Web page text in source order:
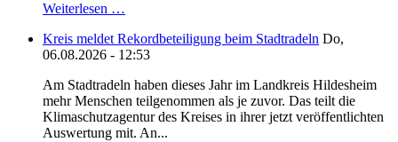
Weiterlesen …
Kreis meldet Rekordbeteiligung beim Stadtradeln Do,
06.08.2026 - 12:53
Am Stadtradeln haben dieses Jahr im Landkreis Hildesheim
mehr Menschen teilgenommen als je zuvor. Das teilt die
Klimaschutzagentur des Kreises in ihrer jetzt veröffentlichten
Auswertung mit. An...